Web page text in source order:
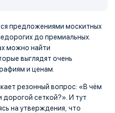
предложениями москитных
до премиальных.
можно найти
выглядят очень
и ценам.
резонный вопрос: «В чём
сеткой?». И тут
на утверждения, что